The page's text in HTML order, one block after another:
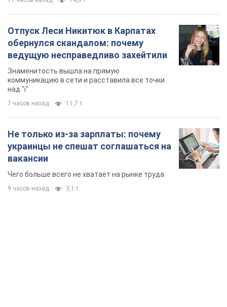
Отпуск Леси Никитюк в Карпатах
обернулся скандалом: почему
ведущую несправедливо захейтили
Знаменитость вышла на прямую
коммуникацию в сети и расставила все точки
над "i"
7 часов назад 11,7 т.
Не только из-за зарплаты: почему
украинцы не спешат соглашаться на
вакансии
Чего больше всего не хватает на рынке труда
9 часов назад 3,1 т.